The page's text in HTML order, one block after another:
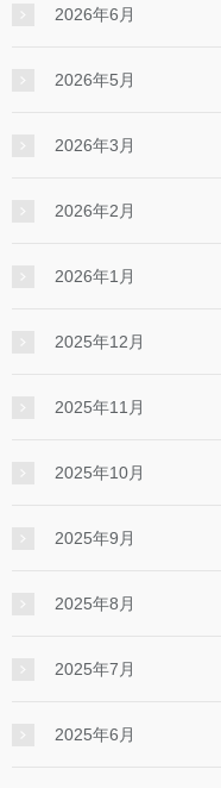
2026年6月
2026年5月
2026年3月
2026年2月
2026年1月
2025年12月
2025年11月
2025年10月
2025年9月
2025年8月
2025年7月
2025年6月